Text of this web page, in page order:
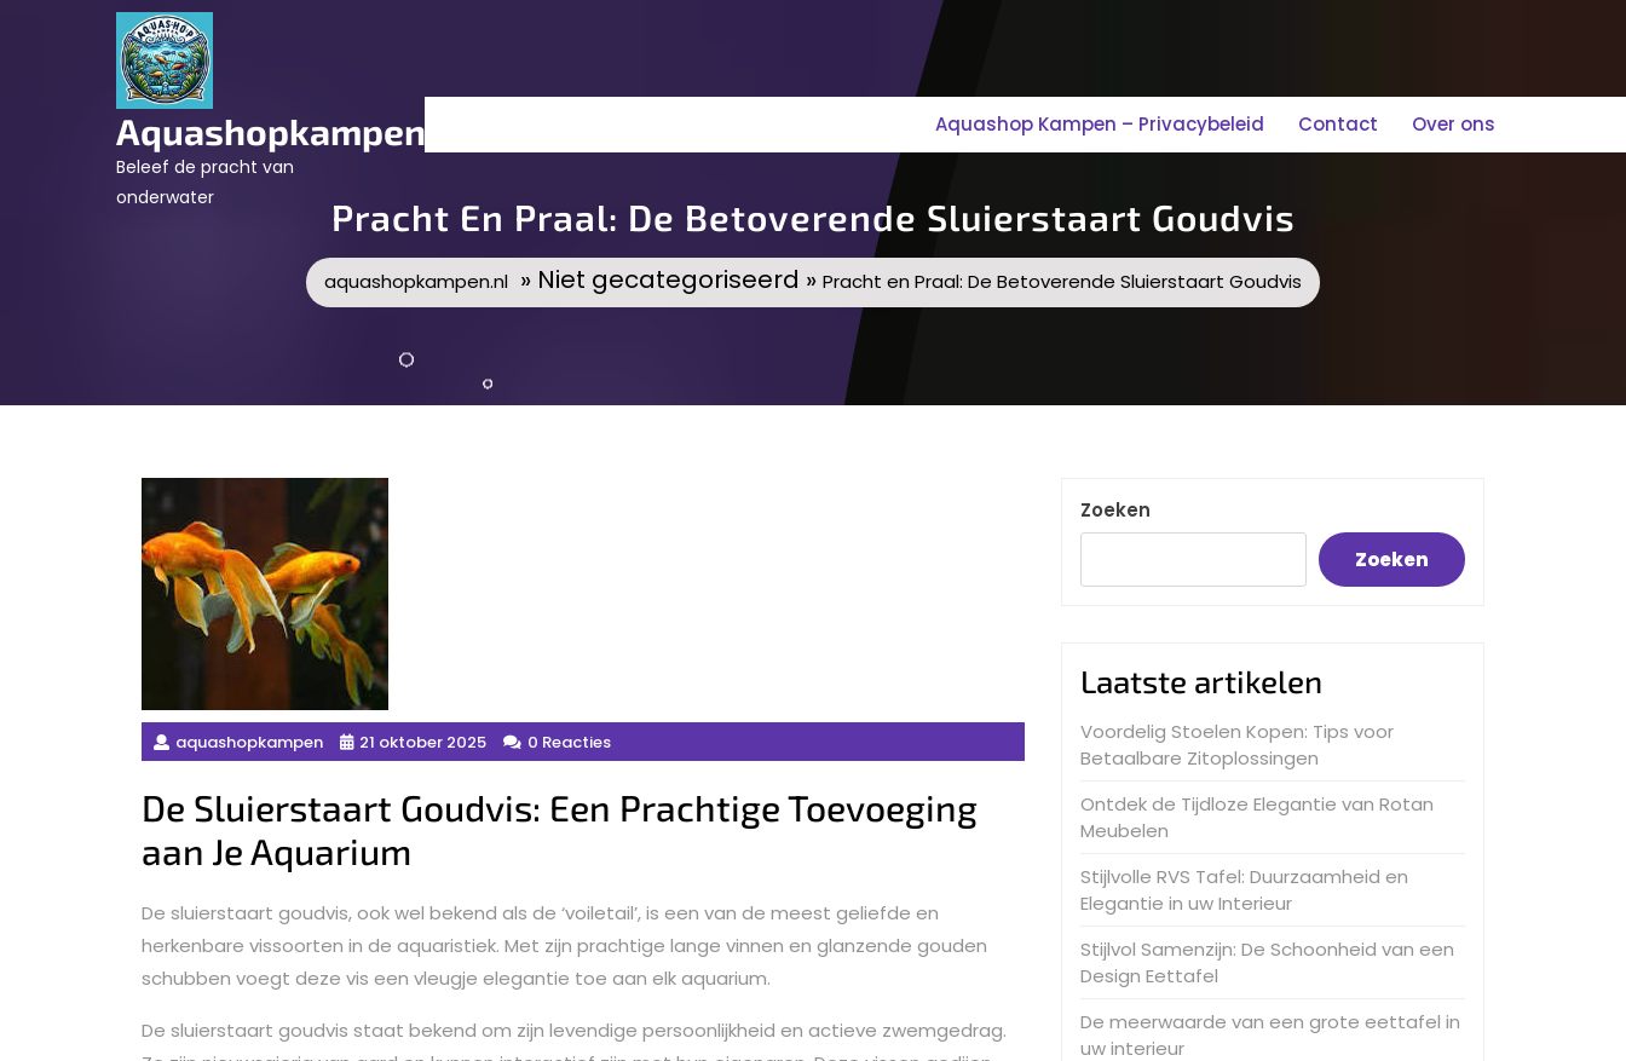
Aquashopkampen.nl
Beleef de pracht van
onderwater
Aquashop Kampen – Privacybeleid Contact Over ons
Pracht En Praal: De Betoverende Sluierstaart Goudvis
aquashopkampen.nl » Niet gecategoriseerd » Pracht en Praal: De Betoverende Sluierstaart Goudvis
aquashopkampen 21 oktober 2025 0 Reacties
De Sluierstaart Goudvis: Een Prachtige Toevoeging
aan Je Aquarium
De sluierstaart goudvis, ook wel bekend als de ‘voiletail’, is een van de meest geliefde en
herkenbare vissoorten in de aquaristiek. Met zijn prachtige lange vinnen en glanzende gouden
schubben voegt deze vis een vleugje elegantie toe aan elk aquarium.
De sluierstaart goudvis staat bekend om zijn levendige persoonlijkheid en actieve zwemgedrag.
Zoeken
Zoeken
Laatste artikelen
Voordelig Stoelen Kopen: Tips voor
Betaalbare Zitoplossingen
Ontdek de Tijdloze Elegantie van Rotan
Meubelen
Stijlvolle RVS Tafel: Duurzaamheid en
Elegantie in uw Interieur
Stijlvol Samenzijn: De Schoonheid van een
Design Eettafel
De meerwaarde van een grote eettafel in
uw interieur